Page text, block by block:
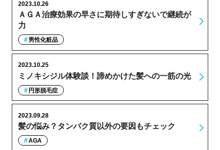
ＡＧＡ治療効果の早さに期待しすぎないで継続が
力
2023.10.26
男性化粧品
ミノキシジル体験談！諦めかけた髪への一筋の光
2023.10.25
円形脱毛症
髪の悩み？タンパク質以外の要因もチェック
2023.09.28
AGA